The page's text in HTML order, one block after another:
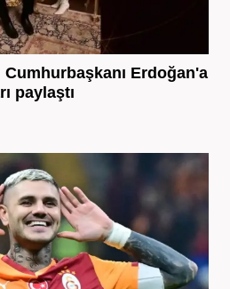
Cumhurbaşkanı Erdoğan'a
paylaştı